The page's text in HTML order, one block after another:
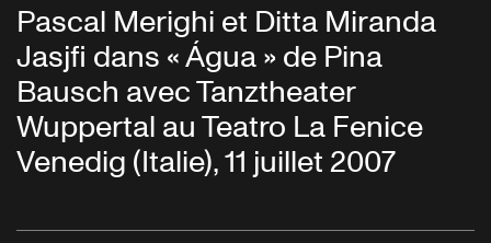
Pascal Merighi et Ditta Miranda
Jasjfi dans « Água » de Pina
Bausch avec Tanztheater
Wuppertal au Teatro La Fenice
Venedig (Italie), 11 juillet 2007